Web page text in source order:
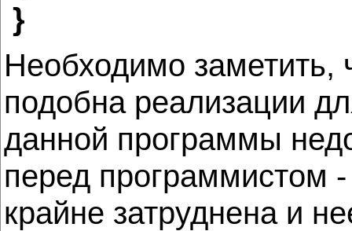
}
Необходимо заметить,
подобна реализации
данной программы
перед программистом
крайне затруднена и